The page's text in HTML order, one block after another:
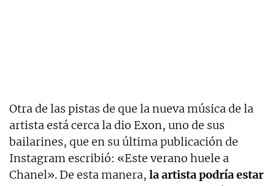
Otra de las pistas de que la nueva música de la
artista está cerca la dio Exon, uno de sus
bailarines, que en su última publicación de
Instagram escribió: «Este verano huele a
Chanel». De esta manera, la artista podría estar